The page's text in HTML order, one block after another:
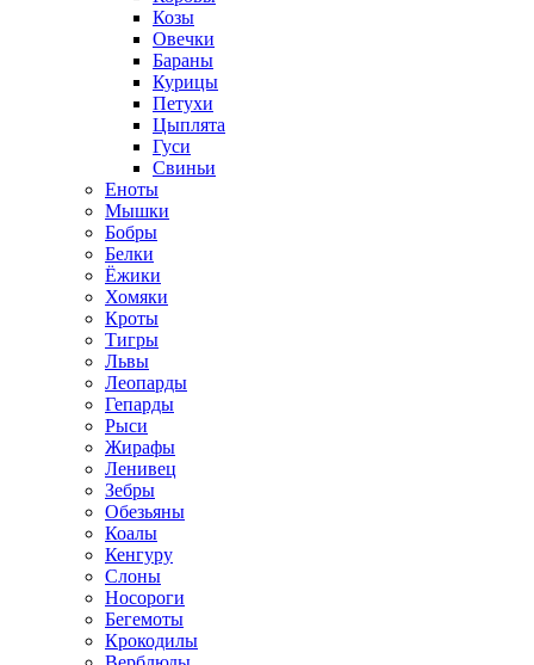
Козы
Овечки
Бараны
Курицы
Петухи
Цыплята
Гуси
Свиньи
Еноты
Мышки
Бобры
Белки
Ёжики
Хомяки
Кроты
Тигры
Львы
Леопарды
Гепарды
Рыси
Жирафы
Ленивец
Зебры
Обезьяны
Коалы
Кенгуру
Слоны
Носороги
Бегемоты
Крокодилы